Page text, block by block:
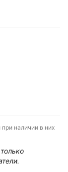
наличии в них